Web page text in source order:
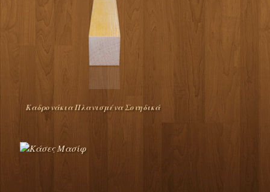
Καδρονάκια Πλανισμένα Σουηδικά